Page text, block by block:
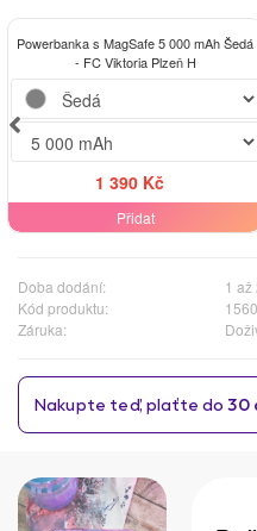
Powerbanka s MagSafe 5 000 mAh Šedá
- FC Viktoria Plzeň H
1 390 Kč
Přidat
Doba dodání:
1 až
Kód produktu:
Záruka: